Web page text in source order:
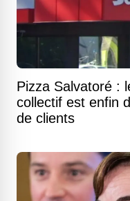
Pizza Salvatoré :
collectif est enfin
de clients